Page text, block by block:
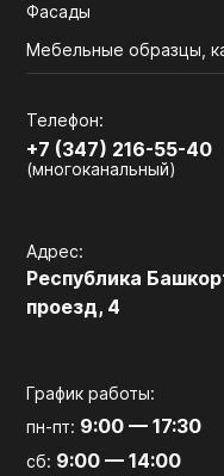
Фасады
Мебельные образцы,
Телефон:
+7 (347) 216-55-40
(многоканальный)
Адрес:
Республика
проезд, 4
График работы:
пн-пт: 9:00 — 17:30
сб: 9:00 — 14:00